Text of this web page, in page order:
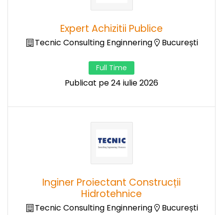
Expert Achizitii Publice
Tecnic Consulting Enginnering București
Full Time
Publicat pe 24 iulie 2026
Inginer Proiectant Construcții
Hidrotehnice
Tecnic Consulting Enginnering București